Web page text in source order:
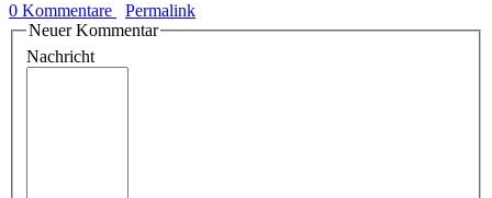
0 Kommentare
Permalink
Neuer Kommentar
Nachricht